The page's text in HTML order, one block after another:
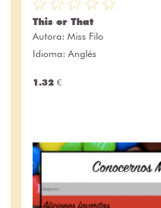
This or That
Autora: Miss Filo
Idioma: Anglés
1.32 €